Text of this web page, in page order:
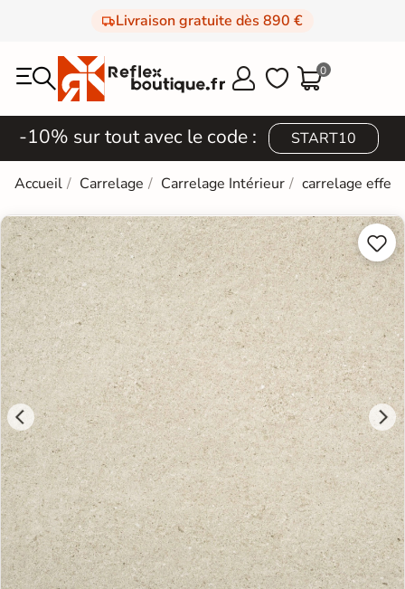
Livraison gratuite dès 890 €
  0
-10% sur tout avec le code : START10
Accueil Carrelage Carrelage Intérieur carrelage effet

